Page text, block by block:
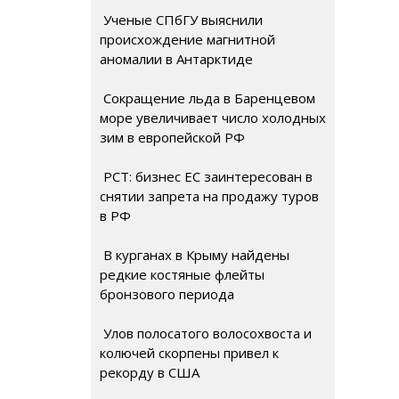
Ученые СПбГУ выяснили
происхождение магнитной
аномалии в Антарктиде
Сокращение льда в Баренцевом
море увеличивает число холодных
зим в европейской РФ
РСТ: бизнес ЕС заинтересован в
снятии запрета на продажу туров
в РФ
В курганах в Крыму найдены
редкие костяные флейты
бронзового периода
Улов полосатого волосохвоста и
колючей скорпены привел к
рекорду в США